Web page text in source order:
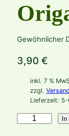
Gewöhnlicher
3,90 €
inkl. 7 %
zzgl.
Lieferzeit: 5-
In